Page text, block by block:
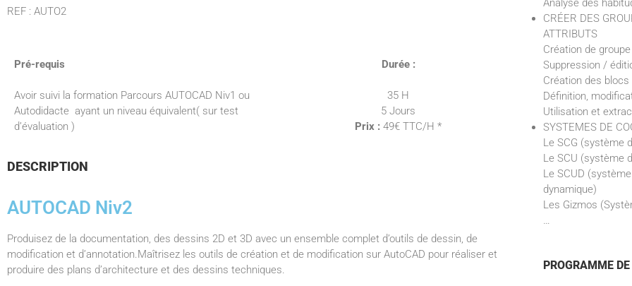
REF : AUTO2
Pré-requis
Avoir suivi la formation Parcours AUTOCAD Niv1 ou
Autodidacte ayant un niveau équivalent( sur test
d’évaluation )
Durée :
35 H
5 Jours
Prix :49€ TTC/H *
DESCRIPTION
AUTOCAD Niv2
Produisez de la documentation, des dessins 2D et 3D avec un ensemble complet d’outils de dessin, de
modification et d’annotation.Maîtrisez les outils de création et de modification sur AutoCAD pour réaliser et
produire des plans d’architecture et des dessins techniques.
CRÉER DES
ATTRIBUTS
Création de groupe
Suppression /
Création des blocs
Définition,
Utilisation et
SYSTEMES DE
Le SCG (système
Le SCU (système
Le SCUD
dynamique)
Les Gizmos
PROGRAMME